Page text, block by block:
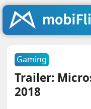
Gaming
Trailer:
2018